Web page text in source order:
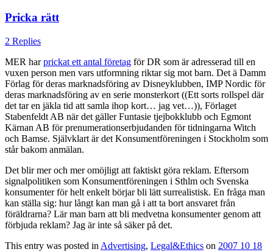
Pricka rätt
2 Replies
MER harprickat ett antal företag för DR som är adresserad till en
vuxen person men vars utformning riktar sig mot barn. Det ä Damm
Förlag för deras marknadsföring av Disneyklubben, IMP Nordic för
deras marknadsföring av en serie monsterkort ((Ett sorts rollspel där
det tar en jäkla tid att samla ihop kort… jag vet…)), Förlaget
Stabenfeldt AB när det gäller Funtasie tjejbokklubb och Egmont
Kärnan AB för prenumerationserbjudanden för tidningarna Witch
och Bamse. Självklart är det Konsumentföreningen i Stockholm som
står bakom anmälan.
Det blir mer och mer omöjligt att faktiskt göra reklam. Eftersom
signalpolitiken som Konsumentföreningen i Sthlm och Svenska
konsumenter för helt enkelt börjar bli lätt surrealistisk. En fråga man
kan ställa sig: hur långt kan man gå i att ta bort ansvaret från
föräldrarna? Lär man barn att bli medvetna konsumenter genom att
förbjuda reklam? Jag är inte så säker på det.
This entry was posted in Advertising, Legal&Ethics on 2007 10 18